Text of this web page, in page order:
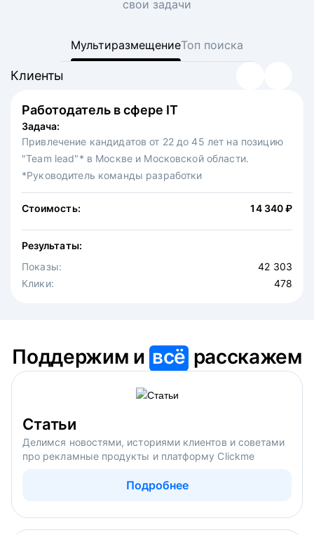
свои задачи
МультиразмещениеТоп поиска
Работодатель в сфере IT
Задача:
Привлечение кандидатов от 22 до 45 лет на позицию
"Team lead"* в Москве и Московской области.
*Руководитель команды разработки
Стоимость: 14 340 ₽
Результаты:
Показы:
42 303
Клики:
478
Клиенты
Федеральная сеть ресторанов
Задача:
Привлечение на вакансию официантов в московскую
точку известной федеральной сети ресторанов.
Стоимость: 30 875 ₽
Результаты:
Показы:
Клики:
475
Клиенты
Поддержим ивсё расскажем
Статьи
Делимся новостями, историями клиентов и советами
про рекламные продукты и платформу Clickme
Подробнее